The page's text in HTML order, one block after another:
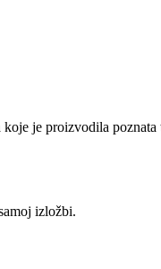
je proizvodila
izložbi.